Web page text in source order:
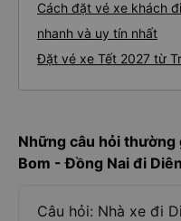
Cách đặt vé xe khách
nhanh và uy tín nhất
Đặt vé xe Tết 2027 từ
Những câu hỏi
Bom - Đồng Nai đi
Câu hỏi: Nhà xe đi